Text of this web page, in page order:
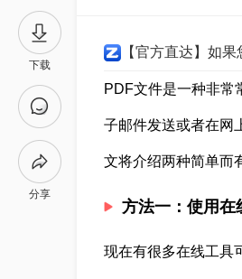
下载
分享
【官方直达】如果
PDF文件是一种非常
子邮件发送或者在网
文将介绍两种简单而
方法一：使用在
现在有很多在线工具